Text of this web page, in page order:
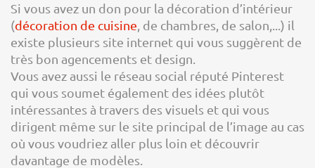
Si vous avez un don pour la décoration d’intérieur
(décoration de cuisine , de chambres, de salon,...) il
existe plusieurs site internet qui vous suggèrent de
très bon agencements et design.
Vous avez aussi le réseau social réputé Pinterest
qui vous soumet également des idées plutôt
intéressantes à travers des visuels et qui vous
dirigent même sur le site principal de l’image au cas
où vous voudriez aller plus loin et découvrir
davantage de modèles.